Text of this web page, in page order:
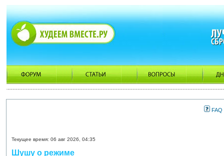
FAQ
Текущее время: 06 авг 2026, 04:35
Шушу о режиме